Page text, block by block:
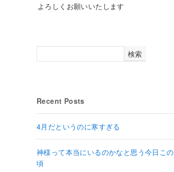
よろしくお願いいたします
検索
Recent Posts
4月だというのに寒すぎる
神様って本当にいるのかなと思う今日この
頃